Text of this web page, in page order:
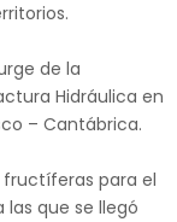
de la
Hidráulica en
– Cantábrica.
para el
que se llegó